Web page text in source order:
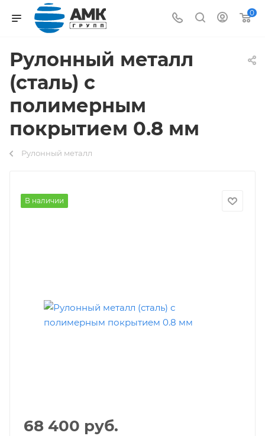
0
Рулонный металл
(сталь) с
полимерным
покрытием 0.8 мм
Рулонный металл
В наличии
68 400 руб.